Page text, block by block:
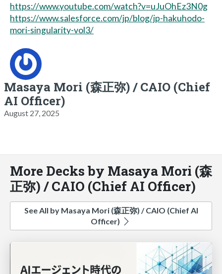
https://www.youtube.com/watch?v=uJuOhEz3N0g
https://www.salesforce.com/jp/blog/jp-hakuhodo-
mori-singularity-vol3/
Masaya Mori (森正弥) / CAIO (Chief
AI Officer)
August 27, 2025
More Decks by Masaya Mori (森
正弥) / CAIO (Chief AI Officer)
See All by Masaya Mori (森正弥) / CAIO (Chief AI
Officer)